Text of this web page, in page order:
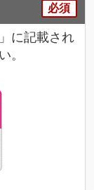
必須
に記載され
。